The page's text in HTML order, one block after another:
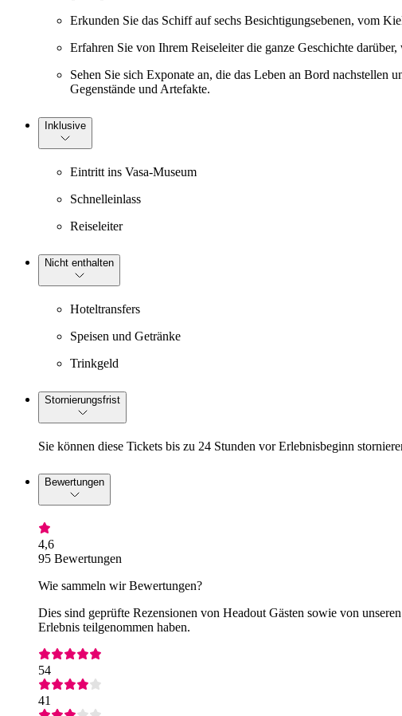
Erkunden Sie das Schiff auf sechs Besichtigungsebenen, vom
Erfahren Sie von Ihrem Reiseleiter die ganze Geschichte
Sehen Sie sich Exponate an, die das Leben an Bord nachstellen
Gegenstände und Artefakte.
Inklusive
Eintritt ins Vasa-Museum
Schnelleinlass
Reiseleiter
Nicht enthalten
Hoteltransfers
Speisen und Getränke
Trinkgeld
Stornierungsfrist
Sie können diese Tickets bis zu 24 Stunden vor Erlebnisbeginn
Bewertungen
4,6
95 Bewertungen
Wie sammeln wir Bewertungen?
Dies sind geprüfte Rezensionen von Headout Gästen sowie von
Erlebnis teilgenommen haben.
54
41